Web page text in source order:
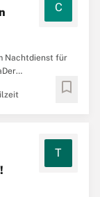
C
Nachtdienst für
bookmark
T